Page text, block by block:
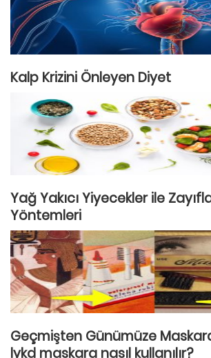
Kalp Krizini Önleyen Diyet
Yağ Yakıcı Yiyecekler ile
Yöntemleri
Geçmişten Günümüze
lykd maskara nasıl kullanılır?